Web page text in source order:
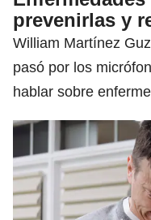
prevenirlas y
William Martínez
pasó por los
hablar sobre